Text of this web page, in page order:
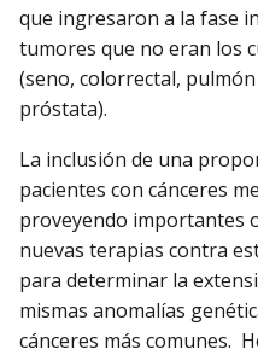
que ingresaron a la fase
tumores que no eran los
(seno, colorrectal,
La inclusión de una
pacientes con cánceres
proveyendo importantes
nuevas terapias contra
para determinar la
mismas anomalías
cánceres más comunes.